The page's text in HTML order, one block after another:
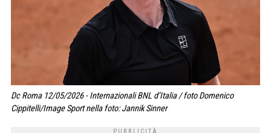
Dc Roma 12/05/2026 - Internazionali BNL d’Italia / foto Domenico
Cippitelli/Image Sport nella foto: Jannik Sinner